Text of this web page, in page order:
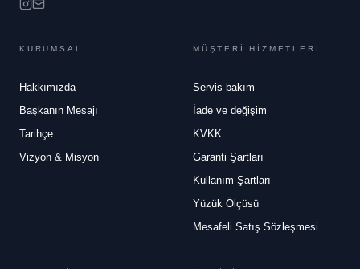
KURUMSAL
Hakkımızda
Başkanın Mesajı
Tarihçe
Vizyon & Misyon
MÜŞTERİ HİZMETLERİ
Servis bakım
İade ve değişim
KVKK
Garanti Şartları
Kullanım Şartları
Yüzük Ölçüsü
Mesafeli Satış Sözleşmesi